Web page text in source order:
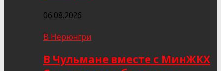
06.08.2026
В Нерюнгри
В Чульмане вместе с МинЖКХ